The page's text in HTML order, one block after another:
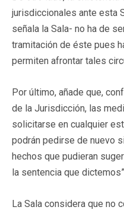
jurisdiccionales ante esta
señala la Sala- no ha de
tramitación de éste pues
permiten afrontar tales
Por último, añade que,
de la Jurisdicción, las
solicitarse en cualquier
podrán pedirse de nuevo
hechos que pudieran
la sentencia que
La Sala considera que no